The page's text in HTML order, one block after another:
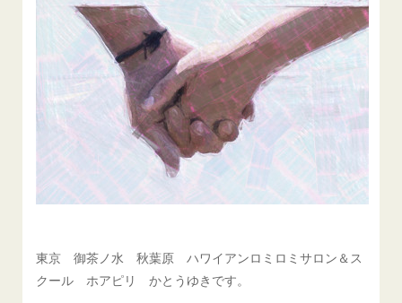
東京 御茶ノ水 秋葉原 ハワイアンロミロミサロン＆ス
クール ホアピリ かとうゆきです。